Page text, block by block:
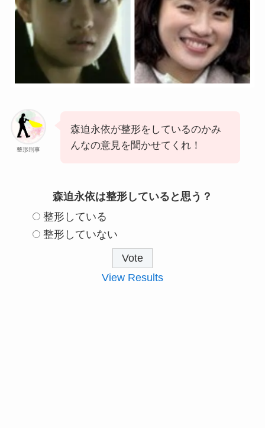
整形刑事
森迫永依が整形をしているのかみ
んなの意見を聞かせてくれ！
森迫永依は整形していると思う？
整形している
整形していない
View Results